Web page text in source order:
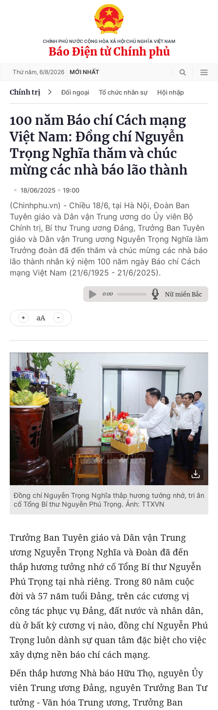
CHÍNH PHỦ NƯỚC CỘNG HÒA XÃ HỘI CHỦ NGHĨA VIỆT NAM
Báo Điện tử Chính phủ
Thứ năm, 6/8/2026 MỚI NHẤT
Chính trị Đối ngoại Tổ chức nhân sự Hội nhập
100 năm Báo chí Cách mạng
Việt Nam: Đồng chí Nguyễn
Trọng Nghĩa thăm và chúc
mừng các nhà báo lão thành
18/06/2025 19:00
(Chinhphu.vn) - Chiều 18/6, tại Hà Nội, Đoàn Ban
Tuyên giáo và Dân vận Trung ương do Ủy viên Bộ
Chính trị, Bí thư Trung ương Đảng, Trưởng Ban Tuyên
giáo và Dân vận Trung ương Nguyễn Trọng Nghĩa làm
Trưởng đoàn đã đến thăm và chúc mừng các nhà báo
lão thành nhân kỷ niệm 100 năm ngày Báo chí Cách
mạng Việt Nam (21/6/1925 - 21/6/2025).
0:00 Nữ miền Bắc
aA
Đồng chí Nguyễn Trọng Nghĩa thắp hương tưởng nhớ, tri ân
cố Tổng Bí thư Nguyễn Phú Trọng. Ảnh: TTXVN
Trưởng Ban Tuyên giáo và Dân vận Trung
ương Nguyễn Trọng Nghĩa và Đoàn đã đến
thắp hương tưởng nhớ cố Tổng Bí thư Nguyễn
Phú Trọng tại nhà riêng. Trong 80 năm cuộc
đời và 57 năm tuổi Đảng, trên các cương vị
công tác phục vụ Đảng, đất nước và nhân dân,
dù ở bất kỳ cương vị nào, đồng chí Nguyễn Phú
Trọng luôn dành sự quan tâm đặc biệt cho việc
xây dựng nền báo chí cách mạng.
Đến thắp hương Nhà báo Hữu Thọ, nguyên Ủy
viên Trung ương Đảng, nguyên Trưởng Ban Tư
tưởng - Văn hóa Trung ương, Trưởng Ban